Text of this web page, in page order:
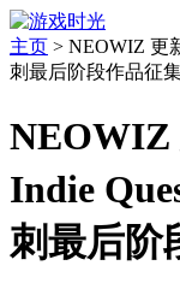
主页 > NEOWIZ 更
刺最后阶段作品征
NEOWIZ
Indie
刺最后阶